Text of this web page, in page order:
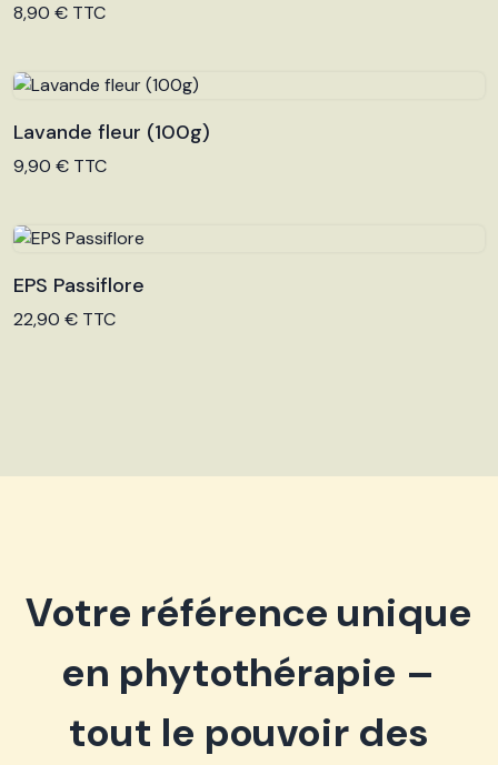
Voir le produit
8,90 € TTC
Voir le produit
Lavande fleur (100g)
9,90 € TTC
Voir le produit
EPS Passiflore
22,90 € TTC
Votre référence unique
en phytothérapie –
tout le pouvoir des